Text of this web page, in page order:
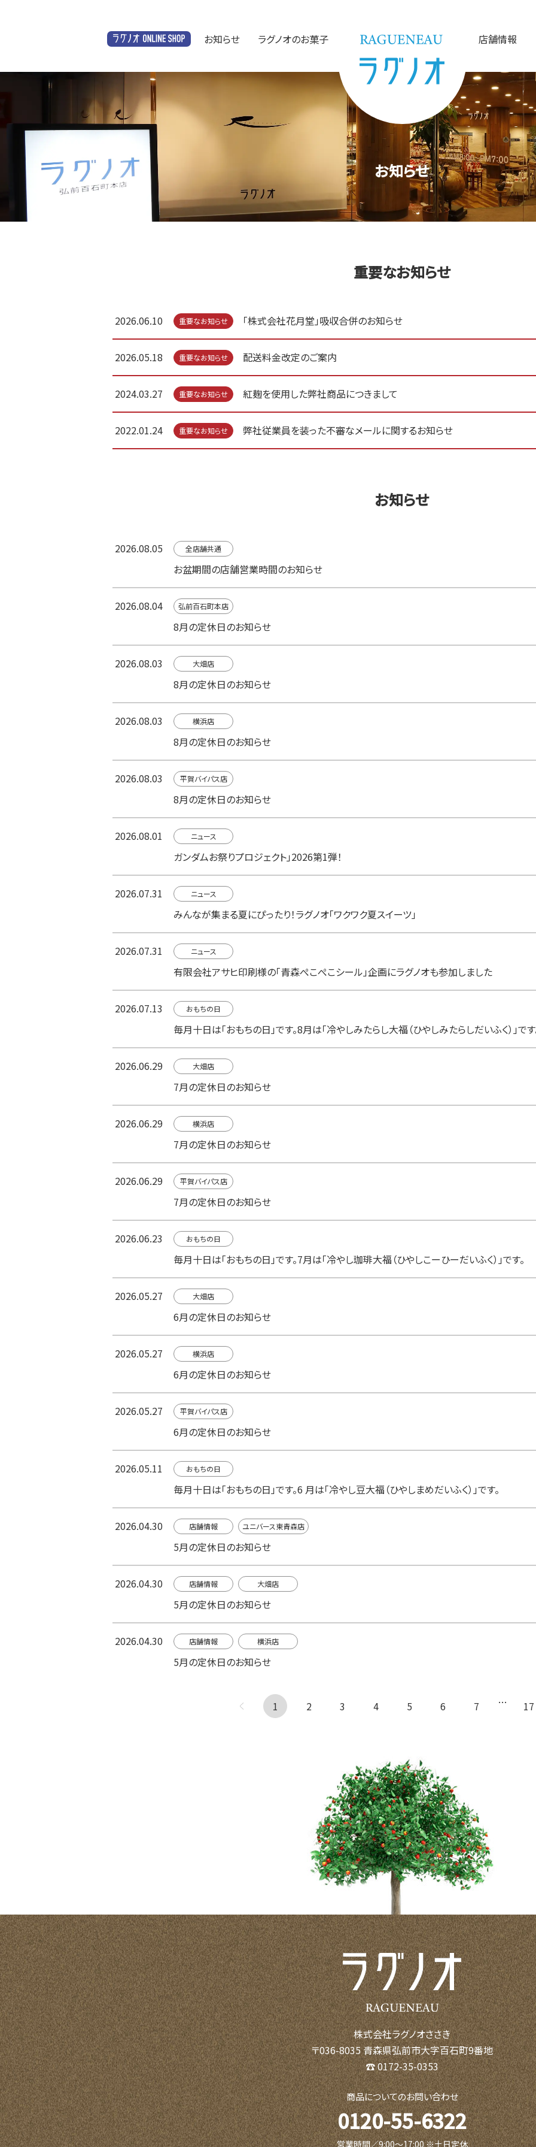
オンラインショップ
お知らせ ラグノオのお菓子 店舗情報
お知らせ
重要なお知らせ
2026.06.10 重要なお知らせ 「株式会社花月堂」吸収合併のお知らせ
2026.05.18 重要なお知らせ 配送料金改定のご案内
2024.03.27 重要なお知らせ 紅麹を使用した弊社商品につきまして
2022.01.24 重要なお知らせ 弊社従業員を装った不審なメールに関するお知らせ
お知らせ
2026.08.05 全店舗共通
お盆期間の店舗営業時間のお知らせ
2026.08.04 弘前百石町本店
8月の定休日のお知らせ
2026.08.03 大畑店
8月の定休日のお知らせ
2026.08.03 横浜店
8月の定休日のお知らせ
2026.08.03 平賀バイパス店
8月の定休日のお知らせ
2026.08.01 ニュース
ガンダムお祭りプロジェクト」2026第1弾！
2026.07.31 ニュース
みんなが集まる夏にぴったり！ラグノオ「ワクワク夏スイーツ」
2026.07.31 ニュース
有限会社アサヒ印刷様の「青森ぺこぺこシール」企画にラグノオも参加しました
2026.07.13 おもちの日
毎月十日は「おもちの日」です。8月は「冷やしみたらし大福（ひやしみたらしだいふく）」です
2026.06.29 大畑店
7月の定休日のお知らせ
2026.06.29 横浜店
7月の定休日のお知らせ
2026.06.29 平賀バイパス店
7月の定休日のお知らせ
2026.06.23 おもちの日
毎月十日は「おもちの日」です。7月は「冷やし珈琲大福（ひやしこーひーだいふく）」です。
2026.05.27 大畑店
6月の定休日のお知らせ
2026.05.27 横浜店
6月の定休日のお知らせ
2026.05.27 平賀バイパス店
6月の定休日のお知らせ
2026.05.11 おもちの日
毎月十日は「おもちの日」です。6 月は「冷やし豆大福（ひやしまめだいふく）」です。
2026.04.30 店舗情報 ユニバース東青森店
5月の定休日のお知らせ
2026.04.30 店舗情報 大畑店
5月の定休日のお知らせ
2026.04.30 店舗情報 横浜店
5月の定休日のお知らせ
← 前へ
1 2 3 4 5 6 7 … 17
株式会社ラグノオささき
〒036-8035 青森県弘前市大字百石町9番地
☎ 0172-35-0353
商品についてのお問い合わせ
0120-55-6322
営業時間／9:00〜17:00 ※土日定休